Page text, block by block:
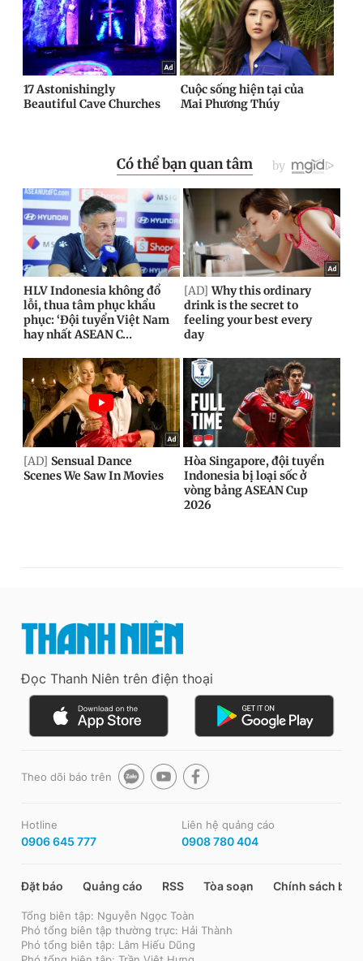
Đọc Thanh Niên trên điện thoại
Theo dõi báo trên
Hotline
0906 645 777
Liên hệ quảng cáo
0908 780 404
Đặt báo Quảng cáo RSS Tòa soạn Chính sách bảo
Tổng biên tập: Nguyễn Ngọc Toàn
Phó tổng biên tập thường trực: Hải Thành
Phó tổng biên tập: Lâm Hiếu Dũng